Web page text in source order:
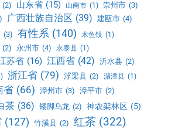
(2) 山东省 (15) 山南市 (1) 崇州市 (3)
广西壮族自治区 (39) 建瓯市 (4)
(3) 有性系 (140) 木鱼镇 (1)
(2) 永州市 (4) 永泰县 (1)
苏省 (16) 江西省 (42) 沂水县 (2)
浙江省 (79) 浮梁县 (2) 湄潭县 (1)
省 (66) 漳州市 (3) 漳平市 (2)
茶 (36) 矮脚乌龙 (2) 神农架林区 (5)
(127) 竹溪县 (2) 红茶 (322)